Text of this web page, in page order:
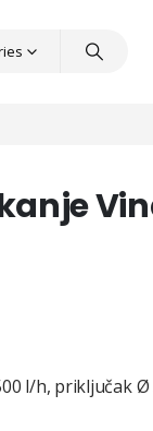
l/h, priključak